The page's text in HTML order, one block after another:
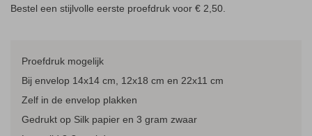
Bestel een stijlvolle eerste proefdruk voor € 2,50.
Proefdruk mogelijk
Bij envelop 14x14 cm, 12x18 cm en 22x11 cm
Zelf in de envelop plakken
Gedrukt op Silk papier en 3 gram zwaar